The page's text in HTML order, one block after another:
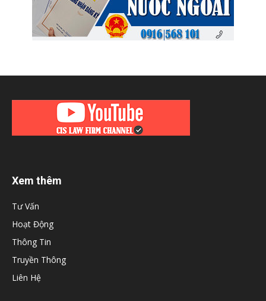
Xem thêm
Tư Vấn
Hoạt Động
Thông Tin
Truyền Thông
Liên Hệ